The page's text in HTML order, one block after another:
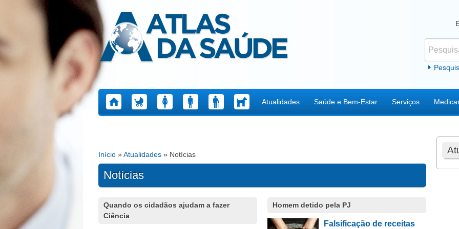
Atlas da Saúde
Atualidades Saúde e Bem-Estar Serviços
Está aqui
Início »Atualidades » Notícias
Notícias
Quando os cidadãos ajudam a fazer
Ciência
Homem detido pela PJ
Falsificação de receitas
Páginas